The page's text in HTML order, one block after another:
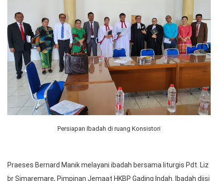
Persiapan Ibadah di ruang Konsistori
Praeses Bernard Manik melayani ibadah bersama liturgis Pdt. Liz
br Simaremare, Pimpinan Jemaat HKBP Gading Indah. Ibadah diisi